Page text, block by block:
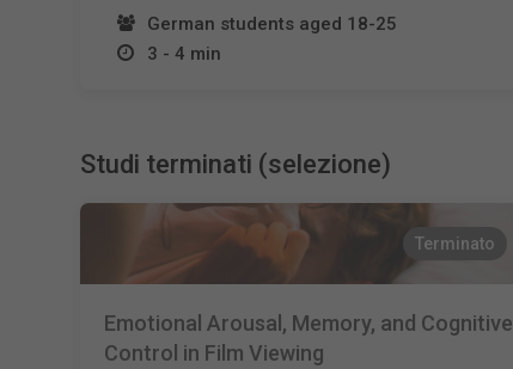
German students aged 18-25
3 - 4 min
Studi terminati (selezione)
Terminato
Emotional Arousal, Memory, and Cognitive
Control in Film Viewing